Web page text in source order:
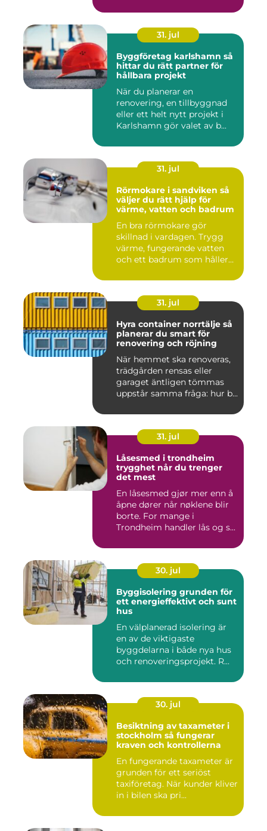
31. jul
Byggföretag karlshamn så
hittar du rätt partner för
hållbara projekt
När du planerar en
renovering, en tillbyggnad
eller ett helt nytt projekt i
Karlshamn gör valet av b...
31. jul
Rörmokare i sandviken så
väljer du rätt hjälp för
värme, vatten och badrum
En bra rörmokare gör
skillnad i vardagen. Trygg
värme, fungerande vatten
och ett badrum som håller
31. jul
Hyra container norrtälje så
planerar du smart för
renovering och röjning
När hemmet ska renoveras,
trädgården rensas eller
garaget äntligen tömmas
uppstår samma fråga: hur b...
31. jul
Låsesmed i trondheim
trygghet når du trenger
det mest
En låsesmed gjør mer enn å
åpne dører når nøklene blir
borte. For mange i
Trondheim handler lås og s...
30. jul
Byggisolering grunden för
ett energieffektivt och sunt
hus
En välplanerad isolering är
en av de viktigaste
byggdelarna i både nya hus
och renoveringsprojekt. R...
30. jul
Besiktning av taxameter i
stockholm så fungerar
kraven och kontrollerna
En fungerande taxameter är
grunden för ett seriöst
taxiföretag. När kunder kliver
in i bilen ska pri...